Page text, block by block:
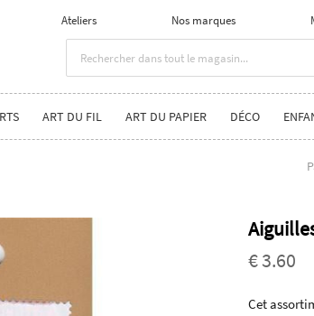
Ateliers Nos marques
ART DU FIL ART DU PAPIER DÉCO
€ 3.60
Cet